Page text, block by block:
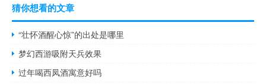
猜你想看的文章
“壮怀酒醒心惊”的出处是哪里
梦幻西游吸附天兵效果
过年喝西凤酒寓意好吗